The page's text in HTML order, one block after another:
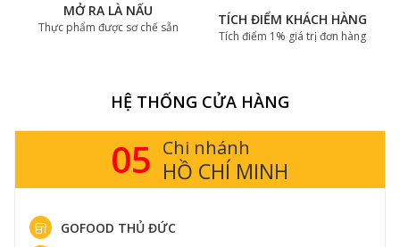
MỞ RA LÀ NẤU
Thực phẩm được sơ chế sẵn TÍCH ĐIỂM KHÁCH HÀNG
Tích điểm 1% giá trị đơn hàng
HỆ THỐNG CỬA HÀNG
05 Chi nhánh
HỒ CHÍ MINH
GOFOOD THỦ ĐỨC